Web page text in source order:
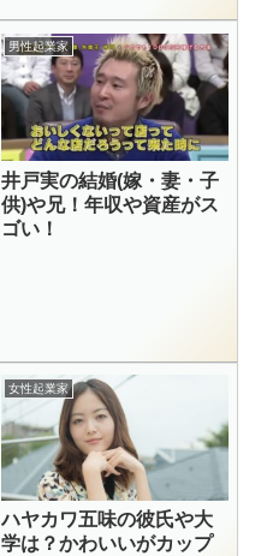
男性起業家
井戸実の結婚(嫁・妻・子
供)や兄！年収や資産がス
ゴい！
女性起業家
ハヤカワ五味の彼氏や大
学は？かわいいがカップ